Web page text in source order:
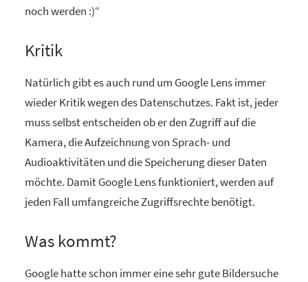
noch werden :)“
Kritik
Natürlich gibt es auch rund um Google Lens immer
wieder Kritik wegen des Datenschutzes. Fakt ist, jeder
muss selbst entscheiden ob er den Zugriff auf die
Kamera, die Aufzeichnung von Sprach- und
Audioaktivitäten und die Speicherung dieser Daten
möchte. Damit Google Lens funktioniert, werden auf
jeden Fall umfangreiche Zugriffsrechte benötigt.
Was kommt?
Google hatte schon immer eine sehr gute Bildersuche